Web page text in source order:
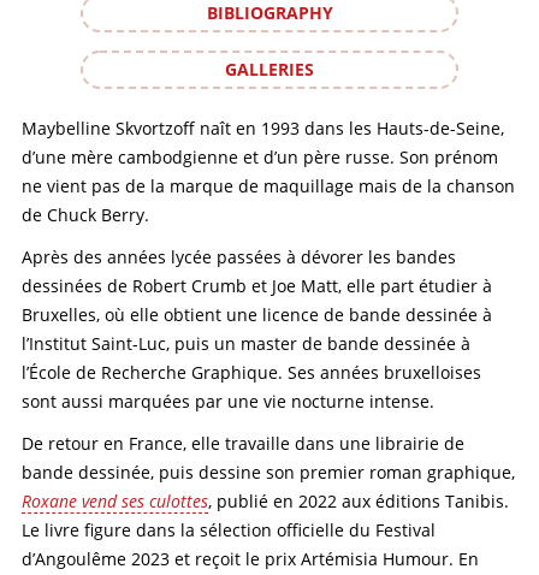
BIBLIOGRAPHY
GALLERIES
Maybelline Skvortzoff naît en 1993 dans les Hauts-de-Seine,
d’une mère cambodgienne et d’un père russe. Son prénom
ne vient pas de la marque de maquillage mais de la chanson
de Chuck Berry.
Après des années lycée passées à dévorer les bandes
dessinées de Robert Crumb et Joe Matt, elle part étudier à
Bruxelles, où elle obtient une licence de bande dessinée à
l’Institut Saint-Luc, puis un master de bande dessinée à
l’École de Recherche Graphique. Ses années bruxelloises
sont aussi marquées par une vie nocturne intense.
De retour en France, elle travaille dans une librairie de
bande dessinée, puis dessine son premier roman graphique,
Roxane vend ses culottes, publié en 2022 aux éditions Tanibis.
Le livre figure dans la sélection officielle du Festival
d’Angoulême 2023 et reçoit le prix Artémisia Humour. En